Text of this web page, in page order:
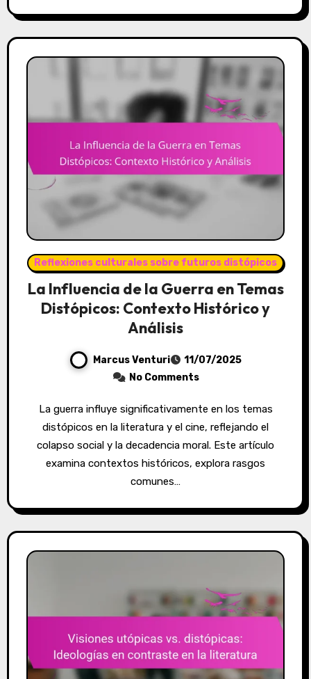
Reflexiones culturales sobre futuros distópicos
La Influencia de la Guerra en Temas
Distópicos: Contexto Histórico y
Análisis
Marcus Venturi
11/07/2025
No Comments
La guerra influye significativamente en los temas
distópicos en la literatura y el cine, reflejando el
colapso social y la decadencia moral. Este artículo
examina contextos históricos, explora rasgos
comunes…